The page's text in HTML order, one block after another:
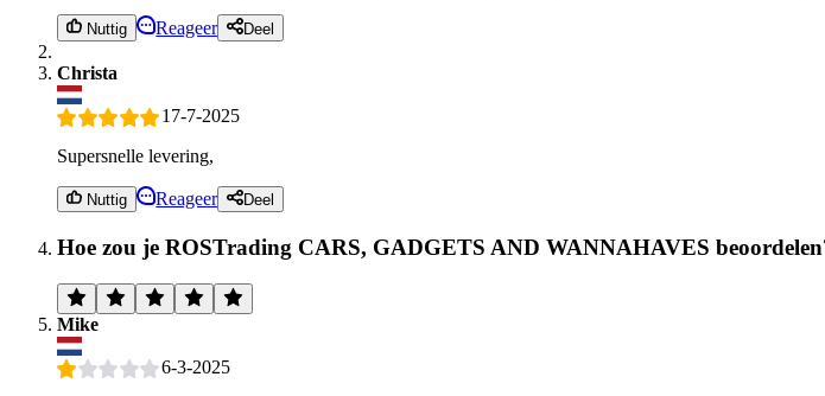
Nuttig Reageer Deel
Christa
17-7-2025
Supersnelle levering,
Nuttig Reageer Deel
Hoe zou je ROSTrading CARS, GADGETS AND WANNAHAVES
Mike
6-3-2025